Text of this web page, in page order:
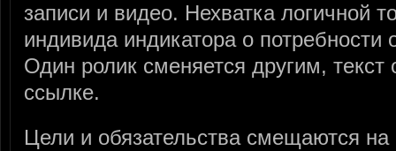
записи и видео. Нехватка логичной
индивида индикатора о потребности
Один ролик сменяется другим, текст
ссылке.
Цели и обязательства смещаются на